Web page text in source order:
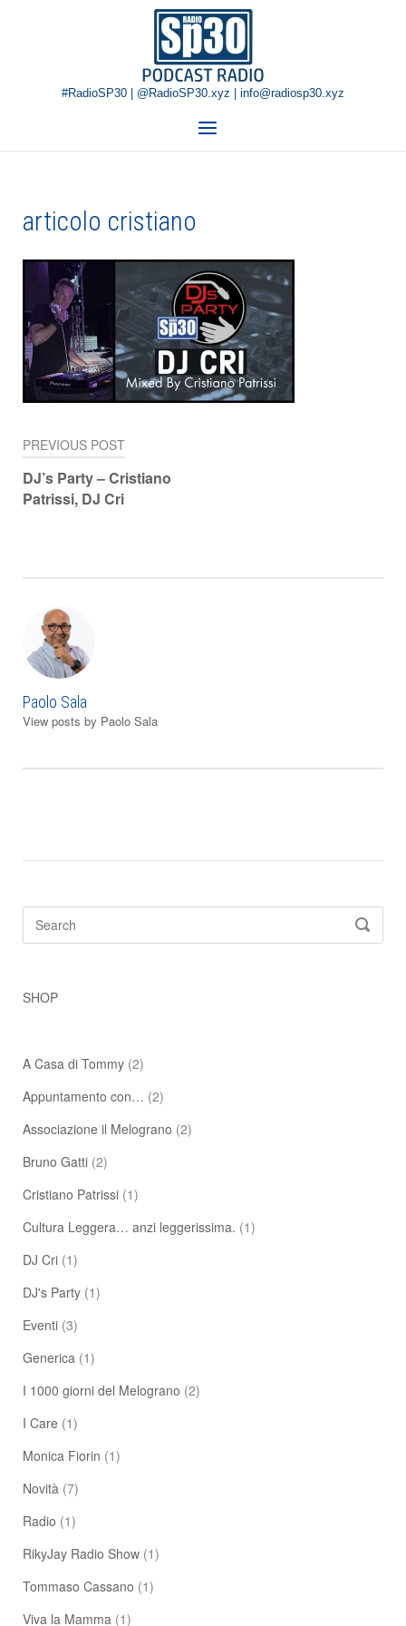
Home
#RadioSP30 | @RadioSP30.xyz | info@radiosp30.xyz
Menu
articolo cristiano
Navigazione
articoli
PREVIOUS POST
DJ’s Party – Cristiano
Patrissi, DJ Cri
Paolo Sala
View posts by Paolo Sala
Search
SHOP
A Casa di Tommy (2)
Appuntamento con… (2)
Associazione il Melograno (2)
Bruno Gatti (2)
Cristiano Patrissi (1)
Cultura Leggera… anzi leggerissima. (1)
DJ Cri (1)
DJ's Party (1)
Eventi (3)
Generica (1)
I 1000 giorni del Melograno (2)
I Care (1)
Monica Fiorin (1)
Novità (7)
Radio (1)
RikyJay Radio Show (1)
Tommaso Cassano (1)
Viva la Mamma (1)